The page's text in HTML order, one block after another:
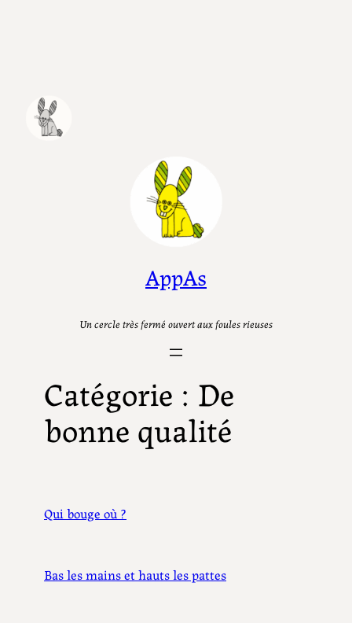
AppAs
Un cercle très fermé ouvert aux foules rieuses
Catégorie : De
bonne qualité
Qui bouge où ?
Bas les mains et hauts les pattes